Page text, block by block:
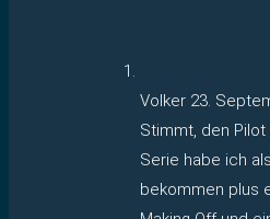
Volker 23.
Stimmt, den
Serie habe ich
bekommen plus